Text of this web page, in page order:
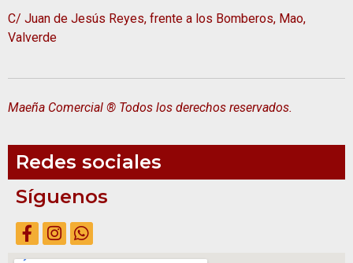
C/ Juan de Jesús Reyes, frente a los Bomberos, Mao,
Valverde
Maeña Comercial ® Todos los derechos reservados.
Redes sociales
Síguenos